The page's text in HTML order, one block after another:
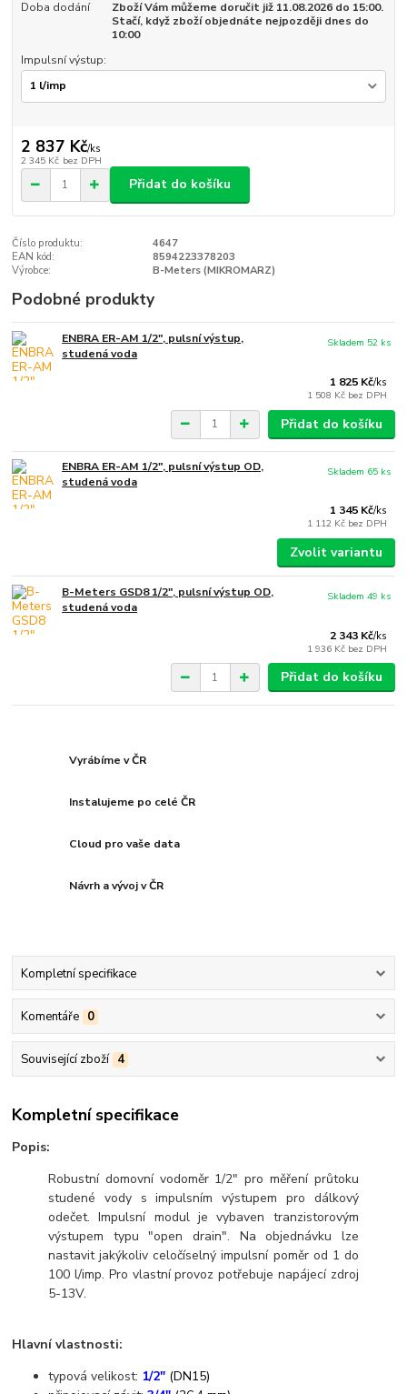
Doba dodání
Zboží Vám můžeme doručit již 11.08.2026 do 15:00.
Stačí, když zboží objednáte nejpozději dnes do
10:00
Impulsní výstup:
2 837 Kč/ks
2 345 Kč bez DPH
Přidat do košíku
Číslo produktu:
4647
EAN kód:
8594223378203
Výrobce:
B-Meters (MIKROMARZ)
Podobné produkty
ENBRA ER-AM 1/2", pulsní výstup,
studená voda
1 825 Kč/ks
1 508 Kč bez DPH
Skladem 52 ks
Přidat do košíku
ENBRA ER-AM 1/2", pulsní výstup OD,
studená voda
1 345 Kč/ks
1 112 Kč bez DPH
Skladem 65 ks
Zvolit variantu
B-Meters GSD8 1/2", pulsní výstup OD,
studená voda
2 343 Kč/ks
1 936 Kč bez DPH
Skladem 49 ks
Přidat do košíku
Vyrábíme v ČR
Instalujeme po celé ČR
Cloud pro vaše data
Návrh a vývoj v ČR
Kompletní specifikace
Komentáře 0
Související zboží 4
Kompletní specifikace
Popis:
Robustní domovní vodoměr 1/2" pro měření průtoku
studené vody s impulsním výstupem pro dálkový
odečet. Impulsní modul je vybaven tranzistorovým
výstupem typu "open drain". Na objednávku lze
nastavit jakýkoliv celočíselný impulsní poměr od 1 do
100 l/imp. Pro vlastní provoz potřebuje napájecí zdroj
5-13V.
Hlavní vlastnosti:
typová velikost: 1/2" (DN15)